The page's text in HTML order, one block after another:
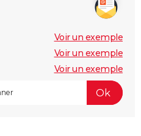
Voir un exemple
Voir un exemple
Voir un exemple